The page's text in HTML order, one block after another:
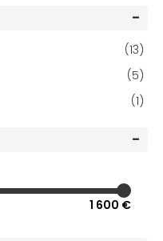
(13)
(5)
(1)
1 600 €